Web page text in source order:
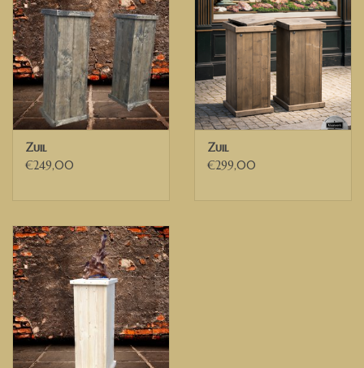
Säule / Säule / Sockel aus Gerüstholz, maßgeschneidert für Sie.
Model Nico
Möchten Sie eine andere Größe? Bitte kontaktieren Sie uns für
ein Angebot
Spaltenabmessungen auf Foto:
Breite 43 cm
Höhe 130 cm
behandelt.
Wenn Sie andere Wünsche oder Ideen haben, zögern Sie bitte
nicht, uns zu kontaktieren. Dann können wir die Optionen
diskutieren.
WIR LIEFERN IN DEN NIEDERLANDEN, BELGIEN
DEUTSCHLANDS
Zuil
€249,00
Zuil
€299,00